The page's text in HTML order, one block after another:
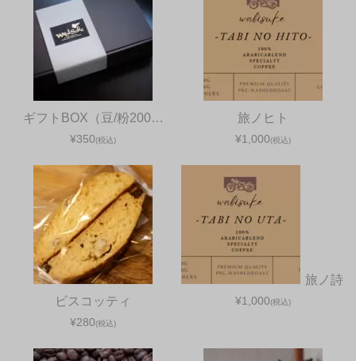
ギフトBOX（豆/粉200…
¥350(税込)
旅ノヒト
¥1,000(税込)
ビスコッティ
¥280(税込)
旅ノ詩
¥1,000(税込)